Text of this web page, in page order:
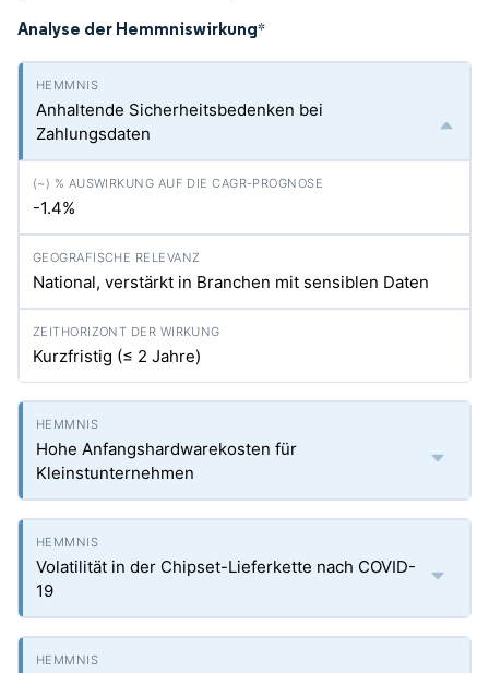
Analyse der Hemmniswirkung*
Anhaltende Sicherheitsbedenken bei
Zahlungsdaten
-1.4%
National, verstärkt in Branchen mit sensiblen Daten
Kurzfristig (≤ 2 Jahre)
Hohe Anfangshardwarekosten für
Kleinstunternehmen
Volatilität in der Chipset-Lieferkette nach COVID-
19